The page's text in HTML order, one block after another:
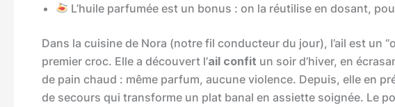
L’huile parfumée est un bonus : on la réutilise en dosant,
Dans la cuisine de Nora (notre fil conducteur du jour), l’ail est un
premier croc. Elle a découvert l’ail confit un soir d’hiver, en
de pain chaud : même parfum, aucune violence. Depuis, elle en
de secours qui transforme un plat banal en assiette soignée. Le